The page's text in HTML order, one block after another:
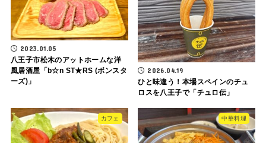
2023.01.05
八王子市松木のアットホームな洋
風居酒屋「b☆n ST★RS (ボンスタ
ーズ)」
2026.04.19
ひと味違う！本場スペインのチュ
ロスを八王子で「チュロ伝」
カフェ 中華料理